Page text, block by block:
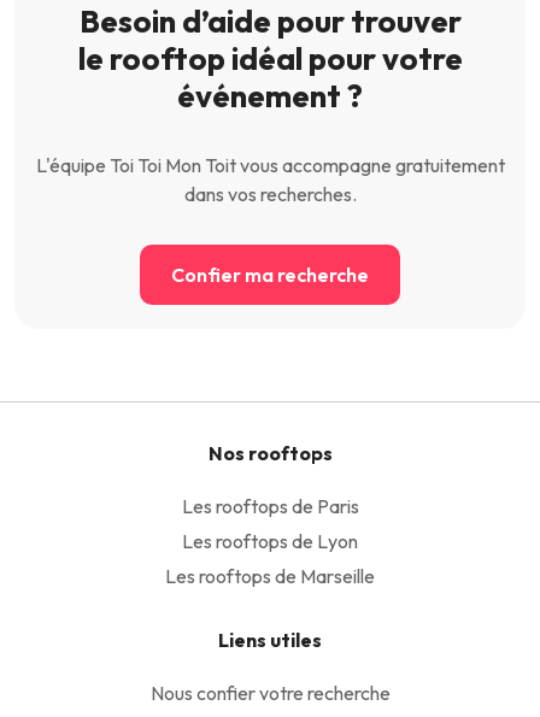
Besoin d’aide pour trouver
le rooftop idéal pour votre
événement ?
L'équipe Toi Toi Mon Toit vous accompagne gratuitement
dans vos recherches.
Confier ma recherche
Nos rooftops
Les rooftops de Paris
Les rooftops de Lyon
Les rooftops de Marseille
Liens utiles
Nous confier votre recherche